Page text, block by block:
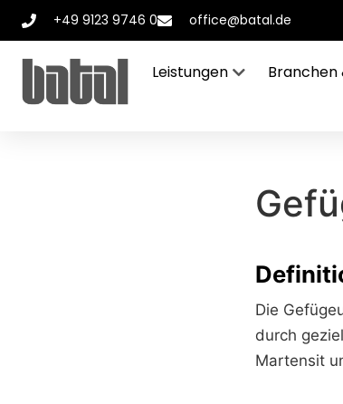
+49 9123 9746 0 office@batal.de
Leistungen Branchen
Die
durch
Martensit